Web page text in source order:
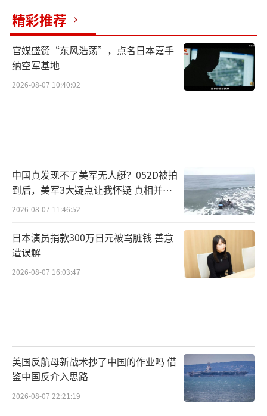
精彩推荐
官媒盛赞“东风浩荡”，点名日本嘉手
纳空军基地
2026-08-07 10:40:02
中国真发现不了美军无人艇？052D被拍
到后，美军3大疑点让我怀疑 真相并非
如此
2026-08-07 11:46:52
日本演员捐款300万日元被骂脏钱 善意
遭误解
2026-08-07 16:03:47
美国反航母新战术抄了中国的作业吗 借
鉴中国反介入思路
2026-08-07 22:21:19